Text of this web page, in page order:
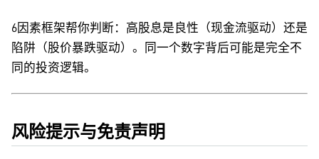
6因素框架帮你判断：高股息是良性（现金流驱动）还是
陷阱（股价暴跌驱动）。同一个数字背后可能是完全不
同的投资逻辑。
风险提示与免责声明